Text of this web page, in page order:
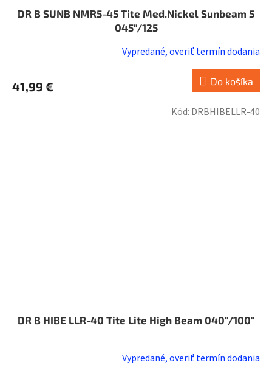
DR B SUNB NMR5-45 Tite Med.Nickel Sunbeam 5
045"/125
Vypredané, overiť termín dodania
41,99 € Do košíka
DR B HIBE LLR-40 Tite Lite High Beam 040"/100"
Vypredané, overiť termín dodania
Kód: DRBHIBELLR-40